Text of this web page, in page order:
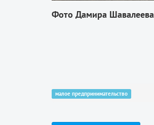
Фото Дамира Шавалеева
малое предпринимательство